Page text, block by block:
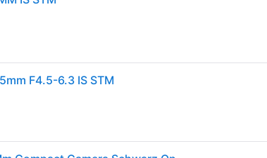
F4.5-6.3 IS STM